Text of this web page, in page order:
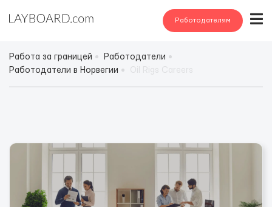
Работодателям
Работа за границей
Работодатели
Работодатели в Норвегии